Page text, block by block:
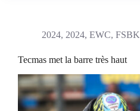
2024, 2024, EWC, FSBK
Tecmas met la barre très haut